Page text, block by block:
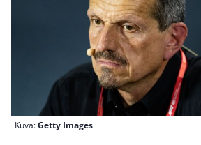
Kuva:Getty Images